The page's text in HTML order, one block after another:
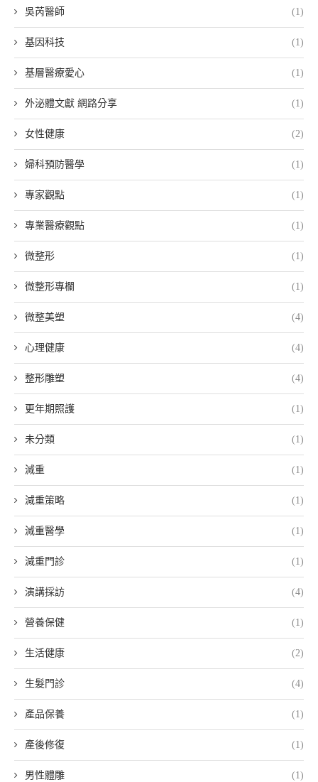
吳芮醫師 (1)
基因科技 (1)
基層醫療愛心 (1)
外泌體文獻 網路分享 (1)
女性健康 (2)
婦科預防醫學 (1)
專家觀點 (1)
專業醫療觀點 (1)
微整形 (1)
微整形專欄 (1)
微整美塑 (4)
心理健康 (4)
整形雕塑 (4)
更年期照護 (1)
未分類 (1)
減重 (1)
減重策略 (1)
減重醫學 (1)
減重門診 (1)
演講採訪 (4)
營養保健 (1)
生活健康 (2)
生髮門診 (4)
產品保養 (1)
產後修復 (1)
男性體雕 (1)